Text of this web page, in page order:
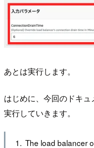
あとは実行します。
はじめに、今回のドキ
実行していきます。
The load balancer